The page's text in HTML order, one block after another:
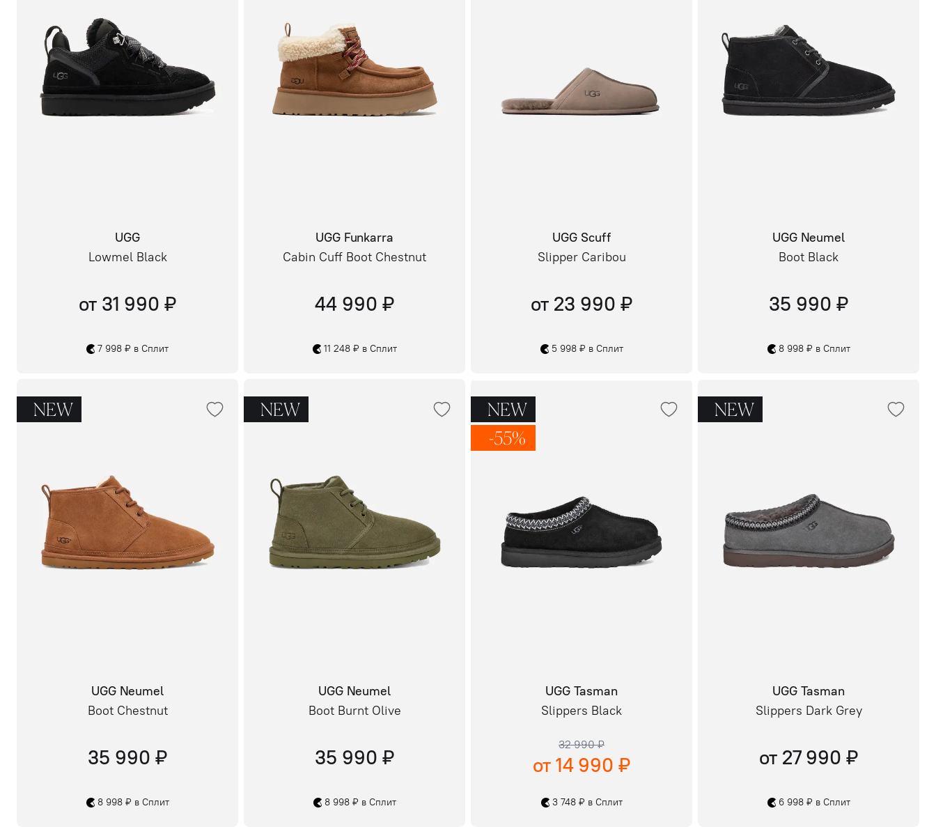
UGG
Lowmel Black
от 31 990 ₽
7 998 ₽ в Сплит
UGG Funkarra
Cabin Cuff Boot Chestnut
44 990 ₽
11 248 ₽ в Сплит
UGG Scuff
Slipper Caribou
от 23 990 ₽
5 998 ₽ в Сплит
UGG Neumel
Boot Black
35 990 ₽
8 998 ₽ в Сплит
NEW
UGG Neumel
Boot Chestnut
35 990 ₽
8 998 ₽ в Сплит
NEW
UGG Neumel
Boot Burnt Olive
35 990 ₽
8 998 ₽ в Сплит
NEW
-55%
UGG Tasman
Slippers Black
32 990 ₽
от 14 990 ₽
3 748 ₽ в Сплит
NEW
UGG Tasman
Slippers Dark Grey
от 27 990 ₽
6 998 ₽ в Сплит